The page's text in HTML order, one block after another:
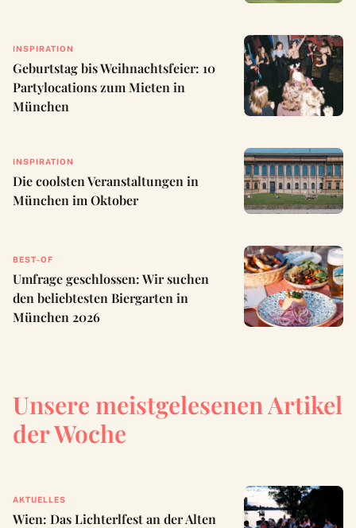
INSPIRATION
Geburtstag bis Weihnachtsfeier: 10
Partylocations zum Mieten in
München
INSPIRATION
Die coolsten Veranstaltungen in
München im Oktober
BEST-OF
Umfrage geschlossen: Wir suchen
den beliebtesten Biergarten in
München 2026
Unsere meistgelesenen Artikel
der Woche
AKTUELLES
Wien: Das Lichterlfest an der Alten